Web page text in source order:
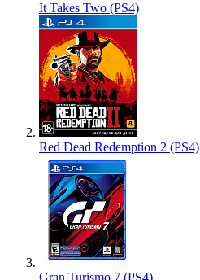
It Takes Two (PS4)
Red Dead Redemption 2 (PS4)
Gran Turismo 7 (PS4)